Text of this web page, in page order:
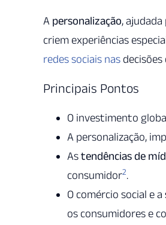
A personalização,
criem experiências
redes sociais nas
Principais Pontos
O investimento
A personalização,
Astendências de
consumidor2.
O comércio social e a
os consumidores e